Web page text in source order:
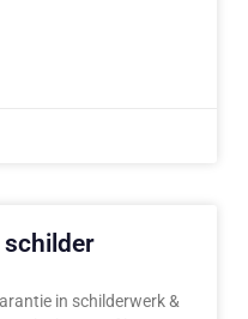
schilder
in schilderwerk &